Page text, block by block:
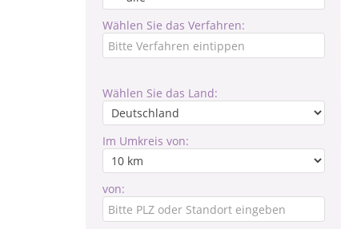
Wählen Sie das Verfahren:
Wählen Sie das Land:
Im Umkreis von:
von: